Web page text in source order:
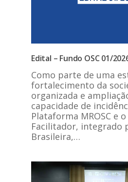
Edital – Fundo OSC 01/
Como parte de uma
fortalecimento da
organizada e
capacidade de
Plataforma MROSC e
Facilitador, integrado
Brasileira,…